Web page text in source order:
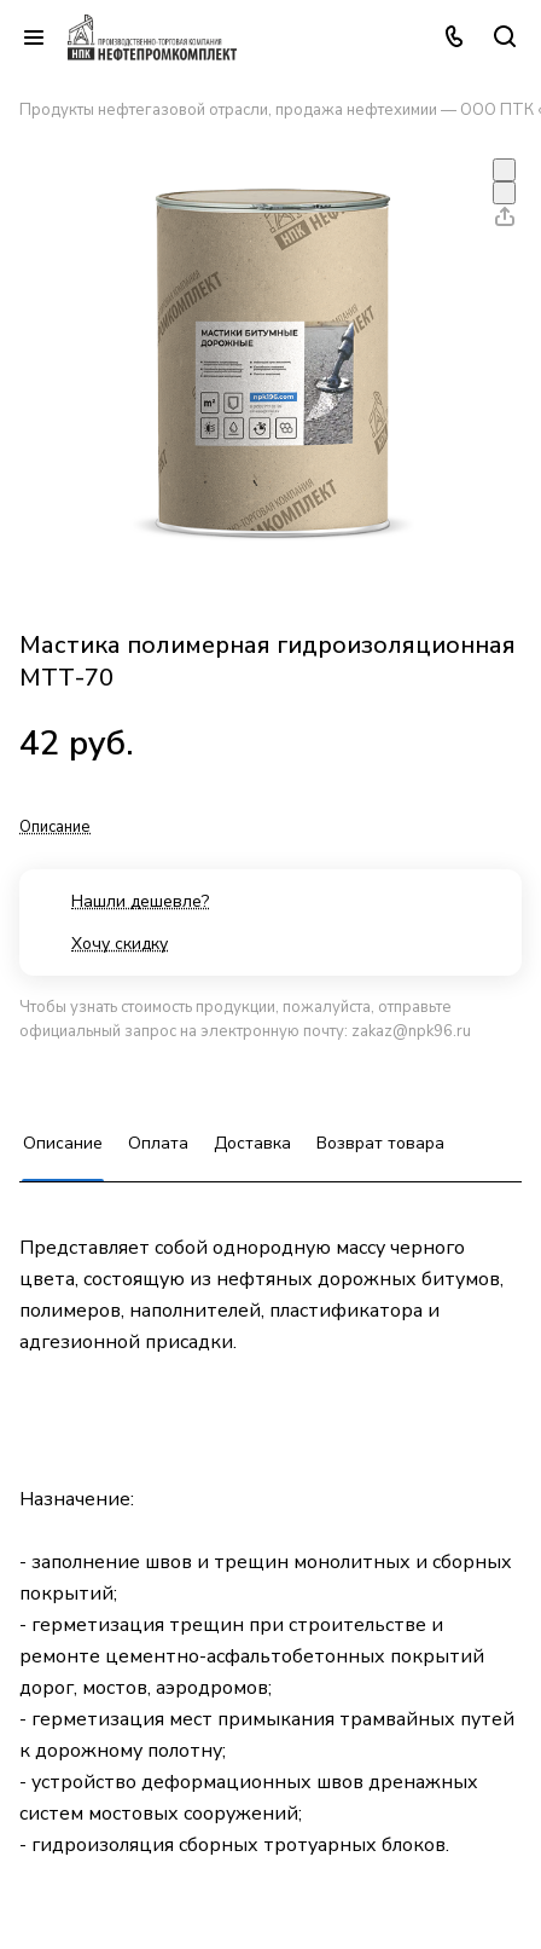
Продукты нефтегазовой отрасли, продажа нефтехимии — ООО ПТК
Мастика полимерная гидроизоляционная
МТТ-70
42 руб.
Описание
Нашли дешевле?
Хочу скидку
Чтобы узнать стоимость продукции, пожалуйста, отправьте
официальный запрос на электронную почту: zakaz@npk96.ru
Описание Оплата Доставка Возврат товара
Представляет собой однородную массу черного
цвета, состоящую из нефтяных дорожных битумов,
полимеров, наполнителей, пластификатора и
адгезионной присадки.
Назначение:
- заполнение швов и трещин монолитных и сборных
покрытий;
- герметизация трещин при строительстве и
ремонте цементно-асфальтобетонных покрытий
дорог, мостов, аэродромов;
- герметизация мест примыкания трамвайных путей
к дорожному полотну;
- устройство деформационных швов дренажных
систем мостовых сооружений;
- гидроизоляция сборных тротуарных блоков.